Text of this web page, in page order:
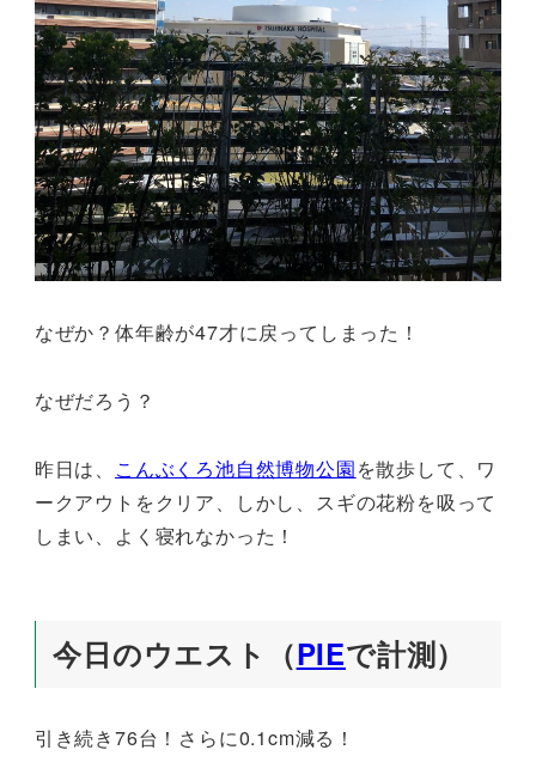
なぜか？体年齢が47才に戻ってしまった！
なぜだろう？
昨日は、 こんぶくろ池自然博物公園を散歩して、ワ
ークアウトをクリア、しかし、スギの花粉を吸って
しまい、よく寝れなかった！
今日のウエスト（PIEで計測）
引き続き76台！さらに0.1cm減る！